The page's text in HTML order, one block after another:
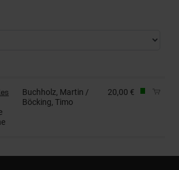
Buchholz, Martin /
Böcking, Timo
20,00 €